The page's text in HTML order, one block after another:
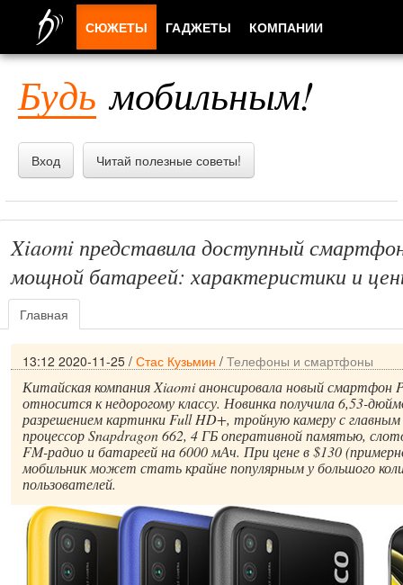
Будь мобильным!
Вход Читай полезные советы!
Xiaomi представила доступный
мощной батареей: характеристики и
Главная
13:12 2020-11-25 / Стас Кузьмин / Телефоны и смартфоны
Китайская компания Xiaomi анонсировала новый смартфон
относится к недорогому классу. Новинка получила 6,53-
разрешением картинки Full HD+, тройную камеру с
процессор Snapdragon 662, 4 ГБ оперативной памятью,
FM-радио и батареей на 6000 мАч. При цене в $130
мобильник может стать крайне популярным у большого
пользователей.
СЮЖЕТЫ ГАДЖЕТЫ КОМПАНИИ
ПРИЛОЖЕНИЯ